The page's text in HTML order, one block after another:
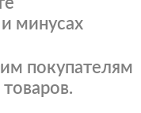
минусах
покупателям